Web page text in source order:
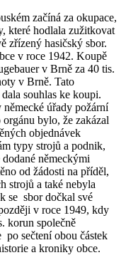
začíná za okupace,
které hodlala zužitkovat
zřízený hasičský sbor.
v roce 1942. Koupě
v Brně za 40 tis.
v Brně. Tato
souhlas ke koupi.
úřady požární
bylo, že zakázal
objednávek
typy strojů a podnik,
německými
od žádosti na příděl,
strojů a také nebyla
se sbor dočkal své
v roce 1949, kdy
korun společně
po sečtení obou částek
a kroniky obce.